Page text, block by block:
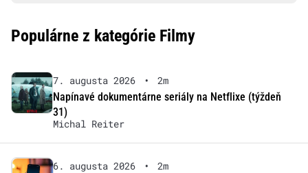
Populárne z kategórie Filmy
7. augusta 2026 •
2m
Napínavé dokumentárne seriály na Netflixe (týždeň
31)
Michal Reiter
6. augusta 2026 •
2m